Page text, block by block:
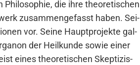
Phi­lo­so­phie, die ihre theo­re­ti­schen
zusam­men­ge­fasst haben. Sei­
vor. Sei­ne Haupt­pro­jek­te gal­
der Heil­kun­de sowie einer
eines theo­re­ti­schen Skep­ti­zis­